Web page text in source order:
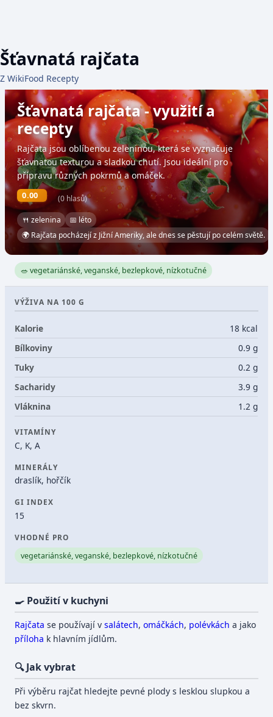
Šťavnatá rajčata
Z WikiFood Recepty
Šťavnatá rajčata - využití a
recepty
Rajčata jsou oblíbenou zeleninou, která se vyznačuje
šťavnatou texturou a sladkou chutí. Jsou ideální pro
přípravu různých pokrmů a omáček.
0.00 (0 hlasů)
🍴 zelenina
📅 léto
🌍 Rajčata pocházejí z Jižní Ameriky, ale dnes se pěstují po celém světě.
🥗 vegetariánské, veganské, bezlepkové, nízkotučné
VÝŽIVA NA 100 G
Kalorie
18 kcal
Bílkoviny
0.9 g
Tuky
0.2 g
Sacharidy
3.9 g
Vláknina
1.2 g
VITAMÍNY
C, K, A
MINERÁLY
draslík, hořčík
GI INDEX
15
VHODNÉ PRO
vegetariánské, veganské, bezlepkové, nízkotučné
🍳 Použití v kuchyni
Rajčata se používají vsalátech,omáčkách, polévkách a jako
příloha k hlavním jídlům.
🔍 Jak vybrat
Při výběru rajčat hledejte pevné plody s lesklou slupkou a
bez skvrn.